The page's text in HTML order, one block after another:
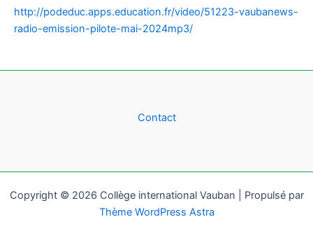
http://podeduc.apps.education.fr/video/51223-vaubanews-
radio-emission-pilote-mai-2024mp3/
Contact
Copyright © 2026 Collège international Vauban | Propulsé par
Thème WordPress Astra